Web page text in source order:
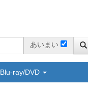
あいまい
Blu-ray/DVD